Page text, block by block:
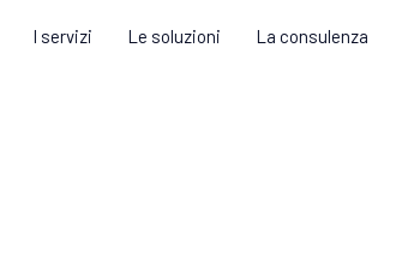
I servizi Le soluzioni La consulenza